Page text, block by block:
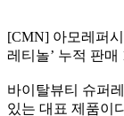
[CMN] 아모레퍼
레티놀’ 누적 판
바이탈뷰티 슈퍼
있는 대표 제품이